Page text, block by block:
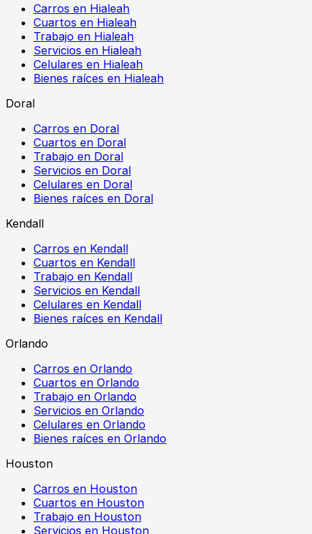
Carros en Hialeah
Cuartos en Hialeah
Trabajo en Hialeah
Servicios en Hialeah
Celulares en Hialeah
Bienes raíces en Hialeah
Doral
Carros en Doral
Cuartos en Doral
Trabajo en Doral
Servicios en Doral
Celulares en Doral
Bienes raíces en Doral
Kendall
Carros en Kendall
Cuartos en Kendall
Trabajo en Kendall
Servicios en Kendall
Celulares en Kendall
Bienes raíces en Kendall
Orlando
Carros en Orlando
Cuartos en Orlando
Trabajo en Orlando
Servicios en Orlando
Celulares en Orlando
Bienes raíces en Orlando
Houston
Carros en Houston
Cuartos en Houston
Trabajo en Houston
Servicios en Houston